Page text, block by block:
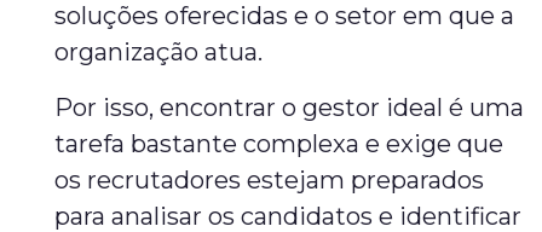
soluções oferecidas e o setor em que a
organização atua.
Por isso, encontrar o gestor ideal é uma
tarefa bastante complexa e exige que
os recrutadores estejam preparados
para analisar os candidatos e identificar